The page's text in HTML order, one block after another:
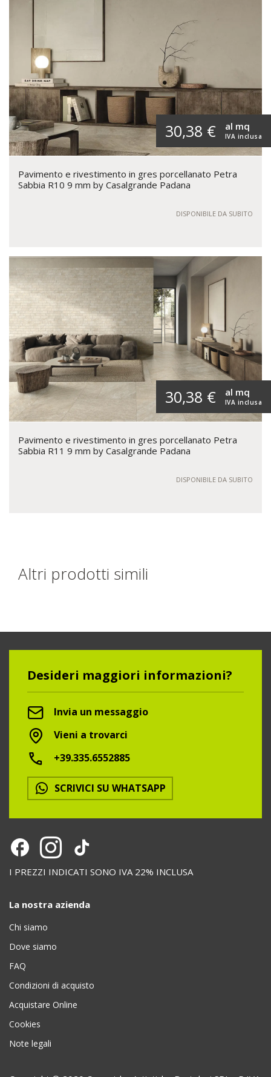
30,38 € IVA inclusa
al mq
Pavimento e rivestimento in gres porcellanato Petra
Sabbia R10 9 mm by Casalgrande Padana
DISPONIBILE DA SUBITO
30,38 € IVA inclusa
al mq
Pavimento e rivestimento in gres porcellanato Petra
Sabbia R11 9 mm by Casalgrande Padana
DISPONIBILE DA SUBITO
Altri prodotti simili
Desideri maggiori informazioni?
Invia un messaggio
Vieni a trovarci
+39.335.6552885
SCRIVICI SU WHATSAPP
I PREZZI INDICATI SONO IVA 22% INCLUSA
La nostra azienda
Chi siamo
Dove siamo
FAQ
Condizioni di acquisto
Acquistare Online
Cookies
Note legali